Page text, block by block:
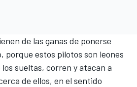
de las ganas de ponerse
porque estos pilotos son leones
sueltas, corren y atacan a
de ellos, en el sentido